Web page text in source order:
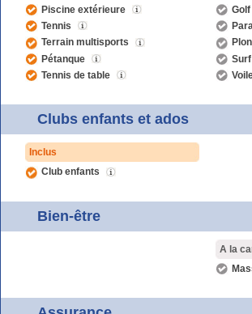
Piscine extérieure
Tennis
Terrain multisports
Pétanque
Tennis de table
Golf
Clubs enfants et ados
Inclus
Club enfants
Bien-être
A la